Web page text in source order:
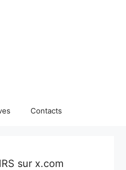
Contacts
sur x.com